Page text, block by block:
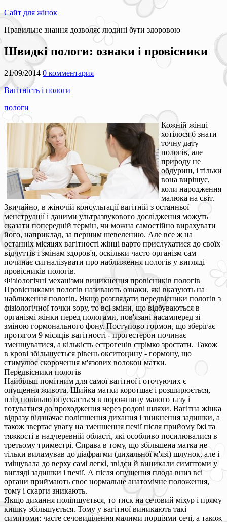
Сайт для жінок
Правильне знання дозволяє людині бути здоровою
Швидкі пологи: ознаки і провісники
21/09/2014 0 комментария
Вагітність і пологи
пологи
Кожній жінці
хотілося б знати
точну дату
пологів, але
природу не
обдуриш, і тільки
вона вирішує,
коли народження
малюка на світ.
Звичайно, в жіночій консультації вагітній з останньої
менструації і даними ультразвукового дослідження можуть
сказати попередній термін, чи можна самостійно вирахувати
його, наприклад, за першим шевелению. Але все ж на
останніх місяцях вагітності жінці варто прислухатися до своїх
відчуттів і змінам здоров'я, оскільки часто організм сам
починає сигналізувати про наближення пологів у вигляді
провісників пологів.
Фізіологічні механізми виникнення провісників пологів
Провісниками пологів називають ознаки, які вказують на
наближення пологів. Якщо розглядати передвісники пологів з
фізіологічної точки зору, то всі зміни, що відбуваються в
організмі жінки перед пологами, пов'язані насамперед зі
зміною гормонального фону. Поступово гормон, що зберігає
протягом 9 місяців вагітності - прогестерон починає
зменшуватися, а кількість естрогенів стрімко зростати. Також
в крові збільшується рівень окситоцину - гормону, що
стимулює скорочення м'язових волокон матки.
Передвісники пологів
Найбільш помітним для самої вагітної і оточуючих є
опущення живота. Шийка матки коротшає і розширюється,
плід повільно опускається в порожнину малого тазу і
готуватися до проходження через родові шляхи. Вагітна жінка
відразу відзначає поліпшення дихання і зникнення задишки, а
також звертає увагу на зменшення печії після прийому їжі та
тяжкості в надчеревній області, які особливо посилювалися в
третьому триместрі. Справа в тому, що збільшена матка не
тільки виламував до діафрагми (дихальної м'язі) шлунок, але і
зміщувала до верху самі легкі, звідси й виникали симптоми у
вигляді задишки і печії. А після опущення плода вниз всі
органи приймають своє нормальне анатомічне положення,
тому і скарги зникають.
Якщо дихання поліпшується, то тиск на сечовий міхур і пряму
кишку збільшується. Тому у вагітної виникають такі
симптоми: часте сечовиділення малими порціями сечі, а також